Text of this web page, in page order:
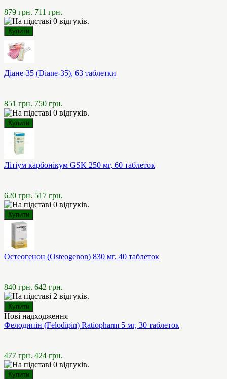
879 грн. 711 грн.
Діане-35 (Diane-35), 63 таблетки
851 грн. 750 грн.
Літіум карбонікум GSK 250 мг, 60 таблеток
620 грн. 517 грн.
Остеогенон (Osteogenon) 830 мг, 40 таблеток
840 грн. 642 грн.
Нові надходження
Фелодипін (Felodipin) Ratiopharm 5 мг, 30 таблеток
477 грн. 424 грн.